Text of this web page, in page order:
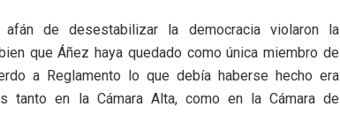
de desestabilizar la democracia violaron la
que Áñez haya quedado como única miembro de
a Reglamento lo que debía haberse hecho era
tanto en la Cámara Alta, como en la Cámara de